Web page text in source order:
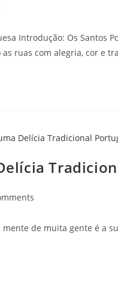
Introdução: Os Santos
ruas com alegria, cor e
de muita gente é a